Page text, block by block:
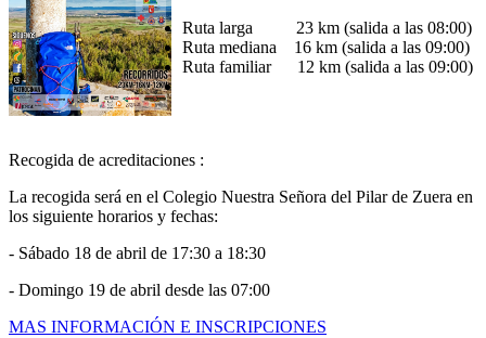
Ruta larga 23 km (salida a las 08:00)
Ruta mediana 16 km (salida a las 09:00)
Ruta familiar 12 km (salida a las 09:00)
Recogida de acreditaciones :
La recogida será en el Colegio Nuestra Señora del Pilar de Zuera en
los siguiente horarios y fechas:
- Sábado 18 de abril de 17:30 a 18:30
- Domingo 19 de abril desde las 07:00
MAS INFORMACIÓN E INSCRIPCIONES